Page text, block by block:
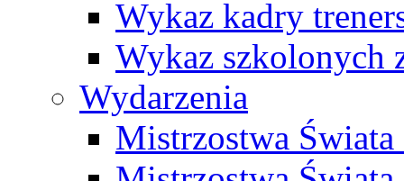
Wykaz kadry
Wykaz szkolonych
Wydarzenia
Mistrzostwa